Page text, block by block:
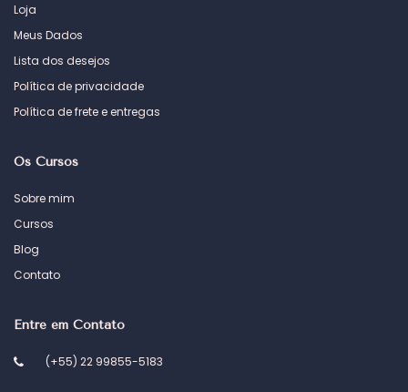
Loja
Meus Dados
Lista dos desejos
Política de privacidade
Política de frete e entregas
Os Cursos
Sobre mim
Cursos
Blog
Contato
Entre em Contato
(+55) 22 99855-5183